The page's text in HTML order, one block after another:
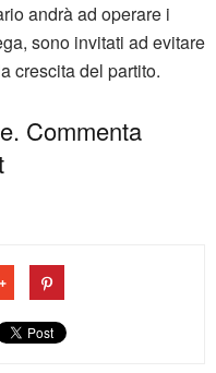
andrà ad operare i
sono invitati ad evitare
crescita del partito.
Commenta